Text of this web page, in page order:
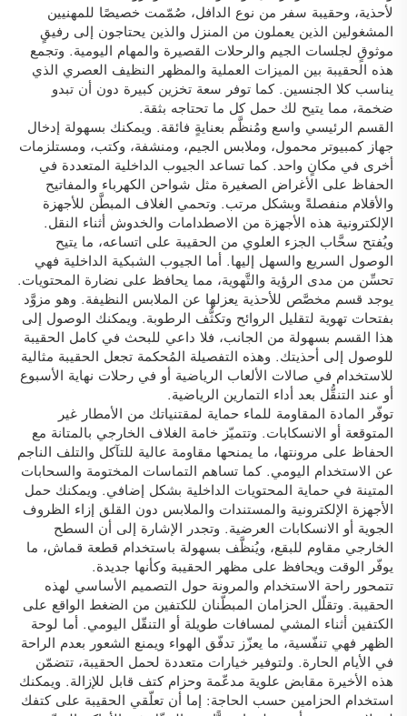
لأحذية، وحقيبة سفر من نوع الدافل، صُمّمت خصيصًا للمهنيين
المشغولين الذين يعملون من المنزل والذين يحتاجون إلى رفيقٍ
موثوقٍ لجلسات الجيم والرحلات القصيرة والمهام اليومية. وتجمع
هذه الحقيبة بين الميزات العملية والمظهر النظيف العصري الذي
يناسب كلا الجنسين. كما توفر سعة تخزين كبيرة دون أن تبدو
ضخمة، مما يتيح لك حمل كل ما تحتاجه بثقة.
القسم الرئيسي واسع ومُنظَّم بعنايةٍ فائقة. ويمكنك بسهولة إدخال
جهاز كمبيوتر محمول، وملابس الجيم، ومنشفة، وكتب، ومستلزمات
أخرى في مكانٍ واحد. كما تساعد الجيوب الداخلية المتعددة في
الحفاظ على الأغراض الصغيرة مثل شواحن الكهرباء والمفاتيح
والأقلام منفصلةً وبشكل مرتب. وتحمي الغلاف المبطَّن للأجهزة
الإلكترونية هذه الأجهزة من الاصطدامات والخدوش أثناء النقل.
ويُفتح سحَّاب الجزء العلوي من الحقيبة على اتساعه، ما يتيح
الوصول السريع والسهل إليها. أما الجيوب الشبكية الداخلية فهي
تحسِّن من مدى الرؤية والتَّهوية، مما يحافظ على نضارة المحتويات.
يوجد قسم مخصَّص للأحذية يعزلها عن الملابس النظيفة. وهو مزوَّد
بفتحات تهوية لتقليل الروائح وتكثُّف الرطوبة. ويمكنك الوصول إلى
هذا القسم بسهولة من الجانب، فلا داعي للبحث في كامل الحقيبة
للوصول إلى أحذيتك. وهذه التفصيلة المُحكمة تجعل الحقيبة مثالية
للاستخدام في صالات الألعاب الرياضية أو في رحلات نهاية الأسبوع
أو عند التنقُّل بعد أداء التمارين الرياضية.
توفّر المادة المقاومة للماء حماية لمقتنياتك من الأمطار غير
المتوقعة أو الانسكابات. وتتميّز خامة الغلاف الخارجي بالمتانة مع
الحفاظ على مرونتها، ما يمنحها مقاومة عالية للتآكل والتلف الناجم
عن الاستخدام اليومي. كما تساهم التماسات المختومة والسحابات
المتينة في حماية المحتويات الداخلية بشكل إضافي. ويمكنك حمل
الأجهزة الإلكترونية والمستندات والملابس دون القلق إزاء الظروف
الجوية أو الانسكابات العرضية. وتجدر الإشارة إلى أن السطح
الخارجي مقاوم للبقع، ويُنظَّف بسهولة باستخدام قطعة قماش، ما
يوفّر الوقت ويحافظ على مظهر الحقيبة وكأنها جديدة.
تتمحور راحة الاستخدام والمرونة حول التصميم الأساسي لهذه
الحقيبة. وتقلّل الحزامان المبطّنان للكتفين من الضغط الواقع على
الكتفين أثناء المشي لمسافات طويلة أو التنقّل اليومي. أما لوحة
الظهر فهي تنفّسية، ما يعزّز تدفّق الهواء ويمنع الشعور بعدم الراحة
في الأيام الحارة. ولتوفير خيارات متعددة لحمل الحقيبة، تتضمّن
هذه الأخيرة مقابض علوية مدعّمة وحزام كتف قابل للإزالة. ويمكنك
استخدام الحزامين حسب الحاجة: إما أن تعلّقي الحقيبة على كتفك